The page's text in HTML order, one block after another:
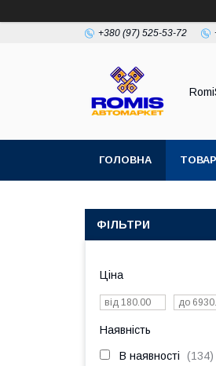
+380 (97) 525-53-72
ГОЛОВНА
ФІЛЬТРИ
Ціна
Наявність
В наявності 134